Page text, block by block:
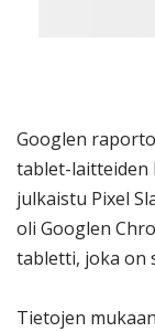
Googlen
tablet-laitteiden
julkaistu Pixel
oli Googlen
tabletti, joka on
Tietojen